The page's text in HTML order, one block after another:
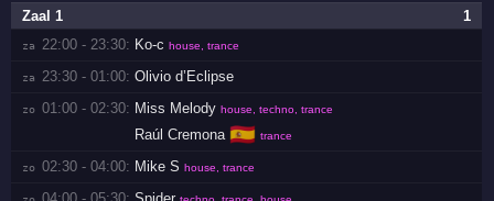
1
Zaal 1
za 22:00 - 23:30: Ko-c house, trance
za 23:30 - 01:00: Olivio d’Eclipse
zo 01:00 - 02:30: Miss Melody house, techno, trance
Raúl Cremona 🇪🇸 trance
zo 02:30 - 04:00: Mike S house, trance